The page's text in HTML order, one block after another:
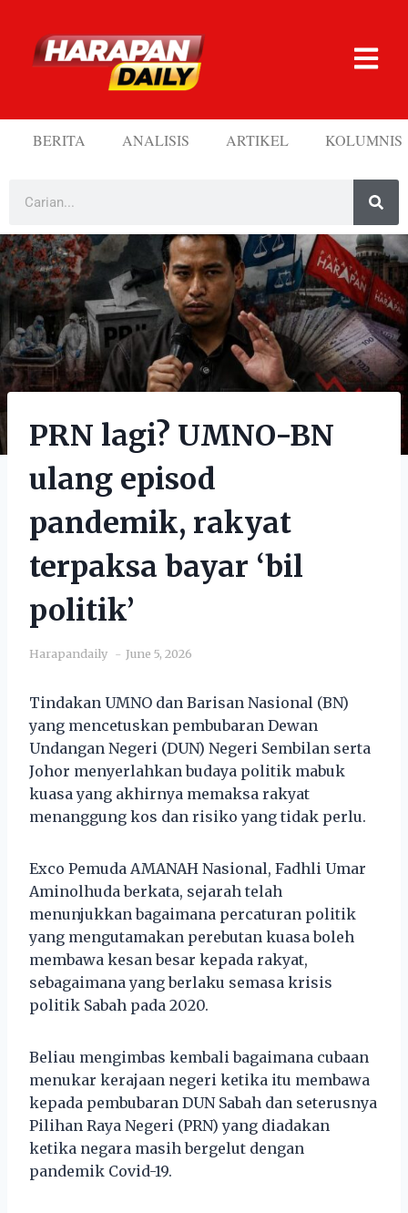
BERITA ANALISIS ARTIKEL KOLUMNIS
PRN lagi? UMNO-BN
ulang episod
pandemik, rakyat
terpaksa bayar ‘bil
politik’
Harapandaily June 5, 2026
Tindakan UMNO dan Barisan Nasional (BN)
yang mencetuskan pembubaran Dewan
Undangan Negeri (DUN) Negeri Sembilan serta
Johor menyerlahkan budaya politik mabuk
kuasa yang akhirnya memaksa rakyat
menanggung kos dan risiko yang tidak perlu.
Exco Pemuda AMANAH Nasional, Fadhli Umar
Aminolhuda berkata, sejarah telah
menunjukkan bagaimana percaturan politik
yang mengutamakan perebutan kuasa boleh
membawa kesan besar kepada rakyat,
sebagaimana yang berlaku semasa krisis
politik Sabah pada 2020.
Beliau mengimbas kembali bagaimana cubaan
menukar kerajaan negeri ketika itu membawa
kepada pembubaran DUN Sabah dan seterusnya
Pilihan Raya Negeri (PRN) yang diadakan
ketika negara masih bergelut dengan
pandemik Covid-19.